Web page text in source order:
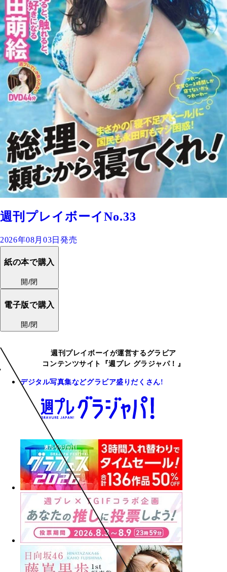
週刊プレイボーイNo.33
2026年08月03日発売
紙の本で購入
開/閉
電子版で購入
開/閉
週刊プレイボーイが運営するグラビア
コンテンツサイト『週プレ グラジャパ！』
デジタル写真集などグラビア盛りだくさん!